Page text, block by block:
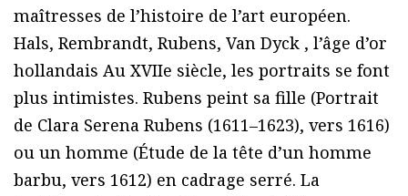
maîtresses de l’histoire de l’art européen.
Hals, Rembrandt, Rubens, Van Dyck , l’âge d’or
hollandais Au XVIIe siècle, les portraits se font
plus intimistes. Rubens peint sa fille (Portrait
de Clara Serena Rubens (1611–1623), vers 1616)
ou un homme (Étude de la tête d’un homme
barbu, vers 1612) en cadrage serré. La